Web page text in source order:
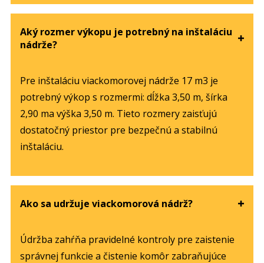
Aký rozmer výkopu je potrebný na inštaláciu
nádrže?
Pre inštaláciu viackomorovej nádrže 17 m3 je
potrebný výkop s rozmermi: dĺžka 3,50 m, šírka
2,90 ma výška 3,50 m. Tieto rozmery zaisťujú
dostatočný priestor pre bezpečnú a stabilnú
inštaláciu.
Ako sa udržuje viackomorová nádrž?
Údržba zahŕňa pravidelné kontroly pre zaistenie
správnej funkcie a čistenie komôr zabraňujúce